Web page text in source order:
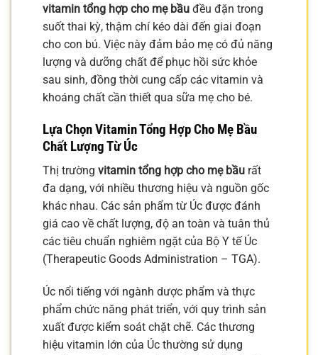
vitamin tổng hợp cho mẹ bầu đều đặn trong
suốt thai kỳ, thậm chí kéo dài đến giai đoạn
cho con bú. Việc này đảm bảo mẹ có đủ năng
lượng và dưỡng chất để phục hồi sức khỏe
sau sinh, đồng thời cung cấp các vitamin và
khoáng chất cần thiết qua sữa mẹ cho bé.
Lựa Chọn Vitamin Tổng Hợp Cho Mẹ Bầu
Chất Lượng Từ Úc
Thị trường vitamin tổng hợp cho mẹ bầu rất
đa dạng, với nhiều thương hiệu và nguồn gốc
khác nhau. Các sản phẩm từ Úc được đánh
giá cao về chất lượng, độ an toàn và tuân thủ
các tiêu chuẩn nghiêm ngặt của Bộ Y tế Úc
(Therapeutic Goods Administration – TGA).
Úc nổi tiếng với ngành dược phẩm và thực
phẩm chức năng phát triển, với quy trình sản
xuất được kiểm soát chặt chẽ. Các thương
hiệu vitamin lớn của Úc thường sử dụng